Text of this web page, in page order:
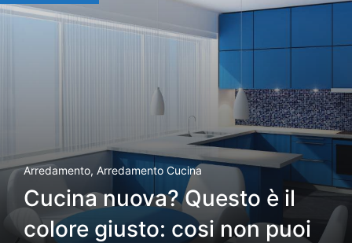
Arredamento, Arredamento Cucina
Cucina nuova? Questo è il
colore giusto: cosi non puoi